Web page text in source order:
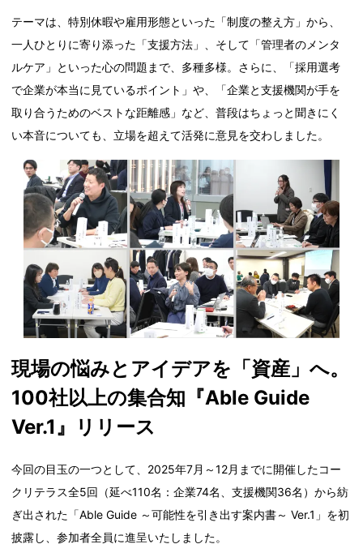
テーマは、特別休暇や雇用形態といった「制度の整え方」から、
一人ひとりに寄り添った「支援方法」、そして「管理者のメンタ
ルケア」といった心の問題まで、多種多様。さらに、「採用選考
で企業が本当に見ているポイント」や、「企業と支援機関が手を
取り合うためのベストな距離感」など、普段はちょっと聞きにく
い本音についても、立場を超えて活発に意見を交わしました。
現場の悩みとアイデアを「資産」へ。
100社以上の集合知『Able Guide
Ver.1』リリース
今回の目玉の一つとして、2025年7月～12月までに開催したコー
クリテラス全5回（延べ110名：企業74名、支援機関36名）から紡
ぎ出された「Able Guide ～可能性を引き出す案内書～ Ver.1」を初
披露し、参加者全員に進呈いたしました。